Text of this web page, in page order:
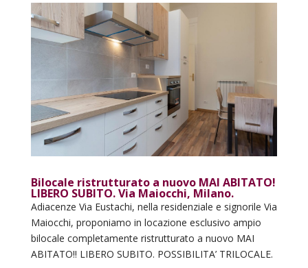
Bilocale ristrutturato a nuovo MAI ABITATO!
LIBERO SUBITO. Via Maiocchi, Milano.
Adiacenze Via Eustachi, nella residenziale e signorile Via
Maiocchi, proponiamo in locazione esclusivo ampio
bilocale completamente ristrutturato a nuovo MAI
ABITATO!! LIBERO SUBITO. POSSIBILITA’ TRILOCALE.